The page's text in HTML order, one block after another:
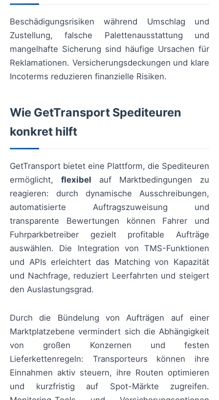
Beschädigungsrisiken während Umschlag und
Zustellung, falsche Palettenausstattung und
mangelhafte Sicherung sind häufige Ursachen für
Reklamationen. Versicherungsdeckungen und klare
Incoterms reduzieren finanzielle Risiken.
Wie GetTransport Spediteuren
konkret hilft
GetTransport bietet eine Plattform, die Spediteuren
ermöglicht, flexibel auf Marktbedingungen zu
reagieren: durch dynamische Ausschreibungen,
automatisierte Auftragszuweisung und
transparente Bewertungen können Fahrer und
Fuhrparkbetreiber gezielt profitable Aufträge
auswählen. Die Integration von TMS-Funktionen
und APIs erleichtert das Matching von Kapazität
und Nachfrage, reduziert Leerfahrten und steigert
den Auslastungsgrad.
Durch die Bündelung von Aufträgen auf einer
Marktplatzebene vermindert sich die Abhängigkeit
von großen Konzernen und festen
Lieferkettenregeln: Transporteurs können ihre
Einnahmen aktiv steuern, ihre Routen optimieren
und kurzfristig auf Spot-Märkte zugreifen.